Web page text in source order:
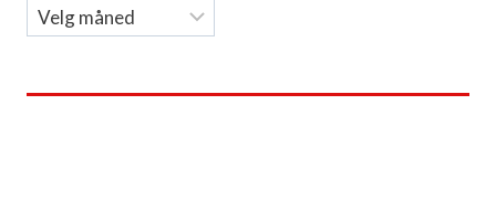
Arkiv